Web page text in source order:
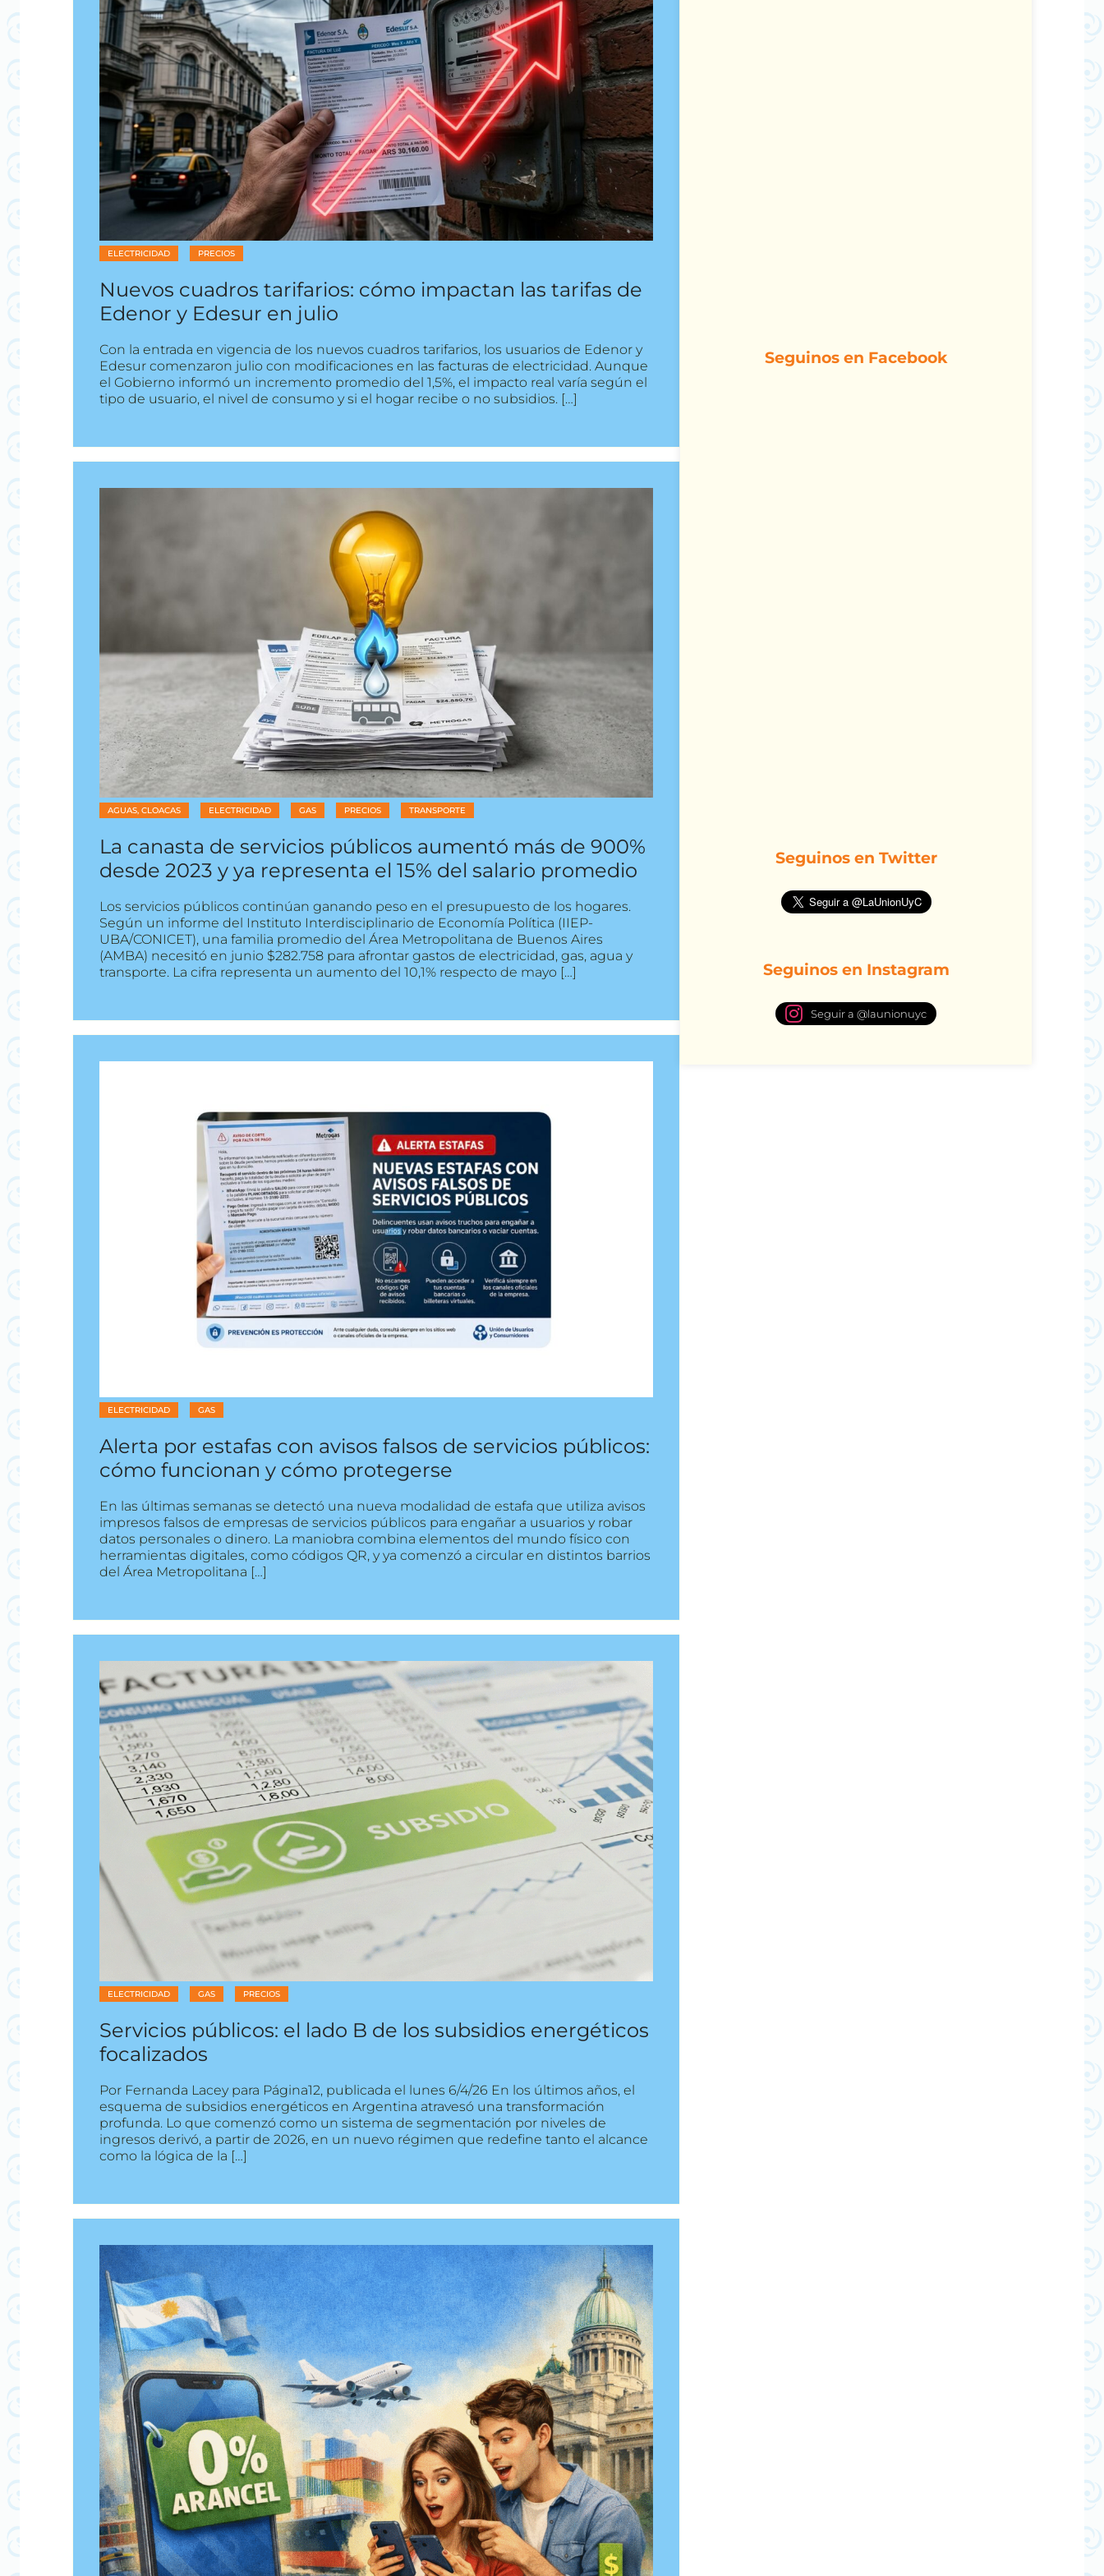
ELECTRICIDAD PRECIOS
Nuevos cuadros tarifarios: cómo impactan las tarifas de
Edenor y Edesur en julio
Con la entrada en vigencia de los nuevos cuadros tarifarios, los usuarios de Edenor y
Edesur comenzaron julio con modificaciones en las facturas de electricidad. Aunque
el Gobierno informó un incremento promedio del 1,5%, el impacto real varía según el
tipo de usuario, el nivel de consumo y si el hogar recibe o no subsidios. […]
AGUAS, CLOACAS ELECTRICIDAD GAS PRECIOS TRANSPORTE
La canasta de servicios públicos aumentó más de 900%
desde 2023 y ya representa el 15% del salario promedio
Los servicios públicos continúan ganando peso en el presupuesto de los hogares.
Según un informe del Instituto Interdisciplinario de Economía Política (IIEP-
UBA/CONICET), una familia promedio del Área Metropolitana de Buenos Aires
(AMBA) necesitó en junio $282.758 para afrontar gastos de electricidad, gas, agua y
transporte. La cifra representa un aumento del 10,1% respecto de mayo […]
ELECTRICIDAD GAS
Alerta por estafas con avisos falsos de servicios públicos:
cómo funcionan y cómo protegerse
En las últimas semanas se detectó una nueva modalidad de estafa que utiliza avisos
impresos falsos de empresas de servicios públicos para engañar a usuarios y robar
datos personales o dinero. La maniobra combina elementos del mundo físico con
herramientas digitales, como códigos QR, y ya comenzó a circular en distintos barrios
del Área Metropolitana […]
ELECTRICIDAD GAS PRECIOS
Servicios públicos: el lado B de los subsidios energéticos
focalizados
Por Fernanda Lacey para Página12, publicada el lunes 6/4/26 En los últimos años, el
esquema de subsidios energéticos en Argentina atravesó una transformación
profunda. Lo que comenzó como un sistema de segmentación por niveles de
ingresos derivó, a partir de 2026, en un nuevo régimen que redefine tanto el alcance
como la lógica de la […]
Seguinos en Facebook
Seguinos en Twitter
Seguinos en Instagram
Seguir a @launionuyc